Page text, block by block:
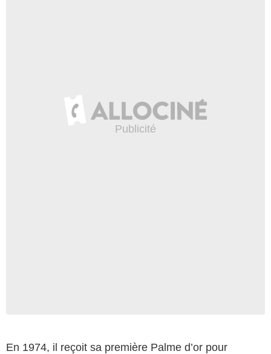
En 1974, il reçoit sa première Palme d’or pour